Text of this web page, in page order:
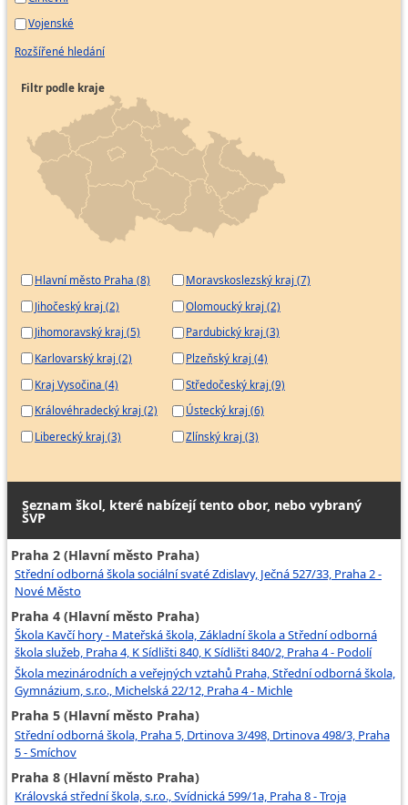
Vojenské
Rozšířené hledání
Filtr podle kraje
Hlavní město Praha (8)
Jihočeský kraj (2)
Jihomoravský kraj (5)
Karlovarský kraj (2)
Kraj Vysočina (4)
Královéhradecký kraj (2)
Liberecký kraj (3)
Moravskoslezský kraj (7)
Olomoucký kraj (2)
Pardubický kraj (3)
Plzeňský kraj (4)
Středočeský kraj (9)
Ústecký kraj (6)
Zlínský kraj (3)
Seznam škol, které nabízejí tento obor, nebo vybraný
ŠVP
Praha 2 (Hlavní město Praha)
Střední odborná škola sociální svaté Zdislavy, Ječná 527/33, Praha 2 -
Nové Město
Praha 4 (Hlavní město Praha)
Škola Kavčí hory - Mateřská škola, Základní škola a Střední odborná
škola služeb, Praha 4, K Sídlišti 840, K Sídlišti 840/2, Praha 4 - Podolí
Škola mezinárodních a veřejných vztahů Praha, Střední odborná škola,
Gymnázium, s.r.o., Michelská 22/12, Praha 4 - Michle
Praha 5 (Hlavní město Praha)
Střední odborná škola, Praha 5, Drtinova 3/498, Drtinova 498/3, Praha
5 - Smíchov
Praha 8 (Hlavní město Praha)
Královská střední škola, s.r.o., Svídnická 599/1a, Praha 8 - Troja